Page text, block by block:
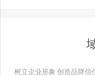
树立企业形象 创造品牌信